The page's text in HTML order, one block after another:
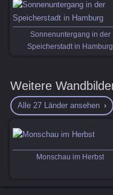
Sonnenuntergang in der
Speicherstadt in Hamburg
Weitere
Alle 27 Länder ansehen
Monschau im Herbst